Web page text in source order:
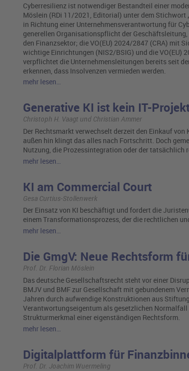
Cyberresilienz ist notwendiger Bestandteil einer
Möslein (RDi 11/2021, Editorial) unter dem
in Richtung einer Unternehmensverantwortung für
generellen Organisationspflicht der
den Finanzsektor; die VO(EU) 2024/2847 (CRA) mit
wichtige Einrichtungen (NIS2/BSIG) und die VO(EU)
verpflichtet die Unternehmensleitungen bereits seit
erkennen, dass Insolvenzen vermieden werden.
mehr lesen…
Generative KI ist kein IT-
Christoph H. Vaagt und Christian Ammer
Der Rechtsmarkt verwechselt derzeit den Einkauf
außen hin klingt das alles nach Fortschritt. Doch
Nutzung, die Prozessintegration oder der tatsächlich
mehr lesen…
KI am Commercial Court
Gesa Curtius-Stollenwerk
Der Einsatz von KI beschäftigt und fordert die
einem Transformationsprozess, der die rechtlichen
mehr lesen…
Die GmgV: Neue Rechtsform
Prof. Dr. Florian Möslein
Das deutsche Gesellschaftsrecht steht vor einer
BMJV und BMF zur Gesellschaft mit gebundenem
Jahren durch aufwendige Konstruktionen aus
Verantwortungseigentum als gesetzlichen
Strukturmerkmal einer eigenständigen Rechtsform.
mehr lesen…
Digitalplattform für
Prof. Dr. Joachim Wuermeling